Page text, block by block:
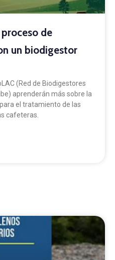
de
un biodigestor
(Red de Biodigestores
aprenderán más sobre la
el tratamiento de las
cafeteras.